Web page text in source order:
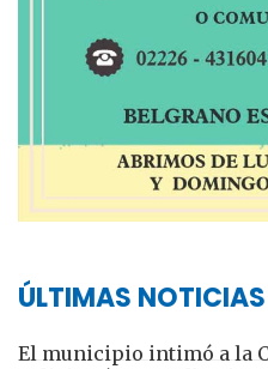
ÚLTIMAS NOTICIAS
El municipio intimó a la